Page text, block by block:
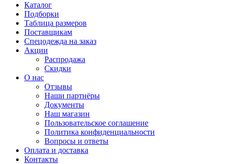
Каталог
Подборки
Таблица размеров
Поставщикам
Спецодежда на заказ
Акции
Распродажа
Скидки
О нас
Отзывы
Наши партнёры
Документы
Наш магазин
Пользовательское соглашение
Политика конфиденциальности
Вопросы и ответы
Оплата и доставка
Контакты